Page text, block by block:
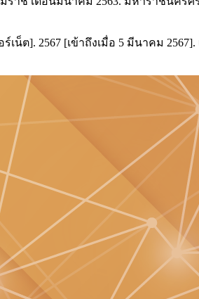
]. 2567 [เข้าถึงเมื่อ 5 มีนาคม 2567].